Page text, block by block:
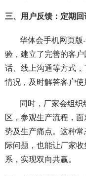
三、用户反馈：定期
华体会手机网页版
验，建立了完善的客
话、线上沟通等方式
情况，及时解答客户使
同时，厂家会组
区，参观生产流程，
势及生产痛点。这种
际问题，也能让厂家
系，实现双向共赢。